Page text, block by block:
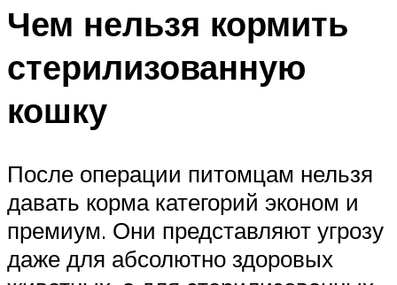
Чем нельзя кормить
стерилизованную
кошку
После операции питомцам нельзя
давать корма категорий эконом и
премиум. Они представляют угрозу
даже для абсолютно здоровых